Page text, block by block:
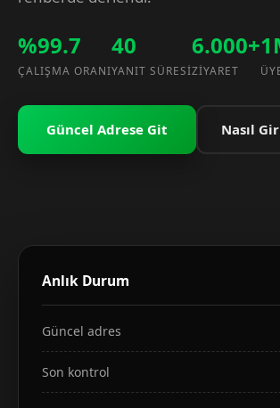
%99.7
ÇALIŞMA ORANI
40
YANIT SÜRESI
6.000+
ZIYARET
Güncel Adrese Git Nasıl
Anlık Durum
Güncel adres
Son kontrol